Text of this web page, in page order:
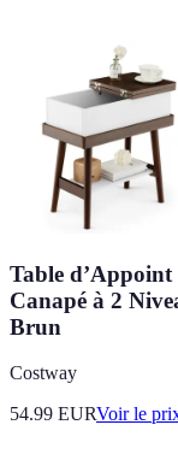
Table
Canapé à 2
Brun
Costway
54.99 EURVoir le